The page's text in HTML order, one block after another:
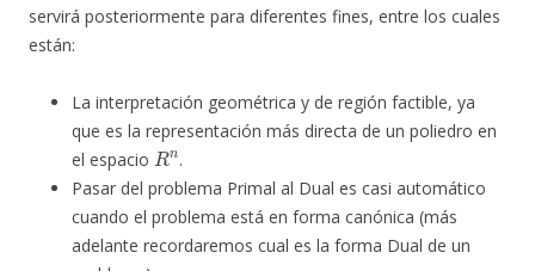
servirá posteriormente para diferentes fines, entre los cuales
están:
La interpretación geométrica y de región factible, ya
que es la representación más directa de un poliedro en
el espacio
Rn
.
Pasar del problema Primal al Dual es casi automático
cuando el problema está en forma canónica (más
adelante recordaremos cual es la forma Dual de un